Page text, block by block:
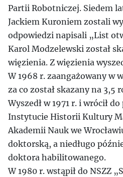
Partii Robotniczej. Siedem
Jackiem Kuroniem zostali
odpowiedzi napisali „List
Karol Modzelewski został
więzienia. Z więzienia
W 1968 r. zaangażowany w
za co został skazany na 3,5
Wyszedł w 1971 r. i wrócił
Instytucie Historii Kultury
Akademii Nauk we
doktorską, a niedługo
doktora habilitowanego.
W 1980 r. wstąpił do NSZZ